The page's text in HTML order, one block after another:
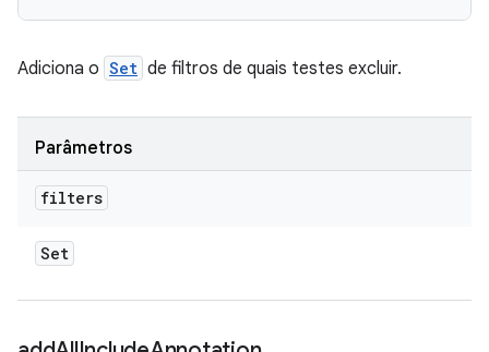
Adiciona o Set de filtros de quais testes excluir.
Parâmetros
filters
Set